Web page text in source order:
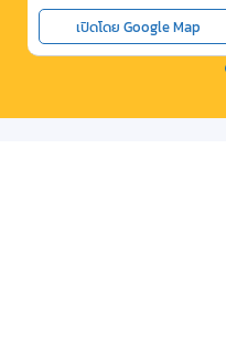
เปิดโดย Google Map